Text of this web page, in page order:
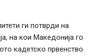
ги потврди на
на кои Македонија го
кадетско првенство